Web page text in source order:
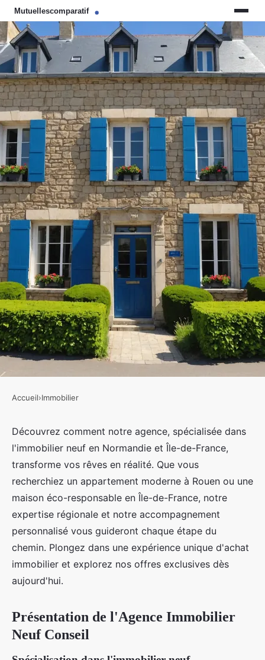
Découvrez l'agence immobilier
neuf en normandie et Île-de-
france
Ayoub•28 août 2024•4 min de lecture
Accueil›Immobilier
Découvrez comment notre agence, spécialisée dans
l'immobilier neuf en Normandie et Île-de-France,
transforme vos rêves en réalité. Que vous
recherchiez un appartement moderne à Rouen ou une
maison éco-responsable en Île-de-France, notre
expertise régionale et notre accompagnement
personnalisé vous guideront chaque étape du
chemin. Plongez dans une expérience unique d'achat
immobilier et explorez nos offres exclusives dès
aujourd'hui.
Présentation de l'Agence Immobilier
Neuf Conseil